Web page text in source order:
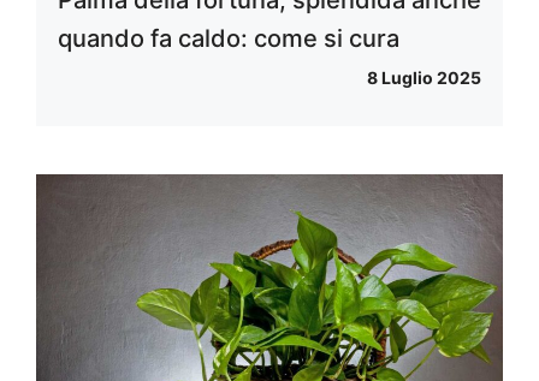
quando fa caldo: come si cura
8 Luglio 2025